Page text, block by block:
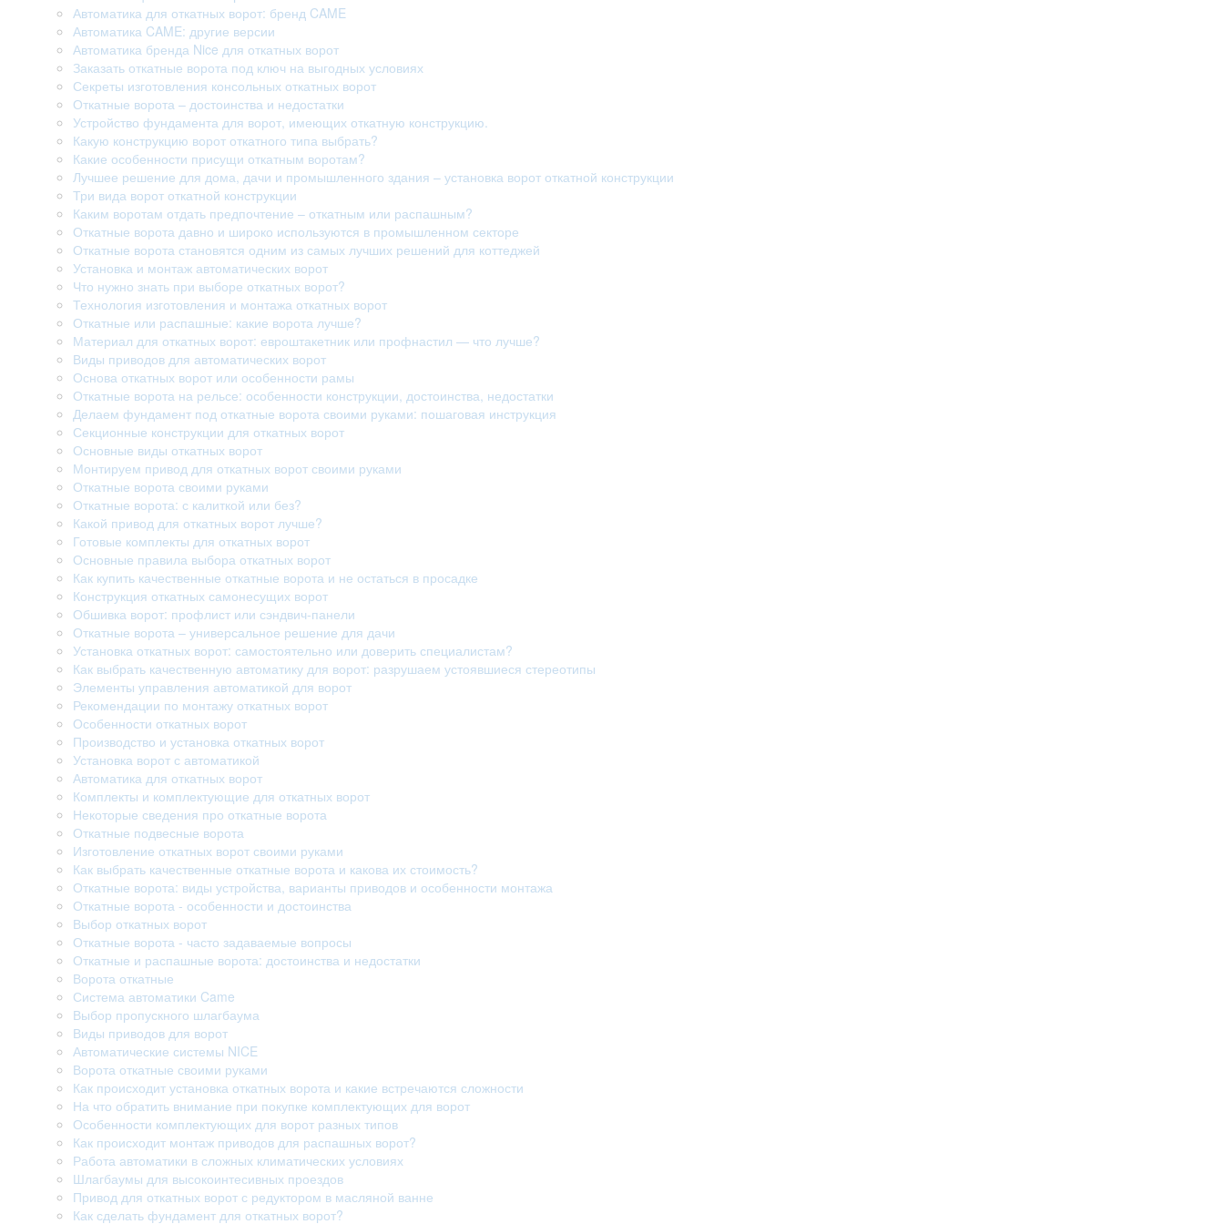
Автоматика для откатных ворот: бренд CAME
Автоматика CAME: другие версии
Автоматика бренда Nice для откатных ворот
Заказать откатные ворота под ключ на выгодных условиях
Секреты изготовления консольных откатных ворот
Откатные ворота – достоинства и недостатки
Устройство фундамента для ворот, имеющих откатную конструкцию.
Какую конструкцию ворот откатного типа выбрать?
Какие особенности присущи откатным воротам?
Лучшее решение для дома, дачи и промышленного здания – установка ворот откатной конструкции
Три вида ворот откатной конструкции
Каким воротам отдать предпочтение – откатным или распашным?
Откатные ворота давно и широко используются в промышленном секторе
Откатные ворота становятся одним из самых лучших решений для коттеджей
Установка и монтаж автоматических ворот
Что нужно знать при выборе откатных ворот?
Технология изготовления и монтажа откатных ворот
Откатные или распашные: какие ворота лучше?
Материал для откатных ворот: евроштакетник или профнастил — что лучше?
Виды приводов для автоматических ворот
Основа откатных ворот или особенности рамы
Откатные ворота на рельсе: особенности конструкции, достоинства, недостатки
Делаем фундамент под откатные ворота своими руками: пошаговая инструкция
Секционные конструкции для откатных ворот
Основные виды откатных ворот
Монтируем привод для откатных ворот своими руками
Откатные ворота своими руками
Откатные ворота: с калиткой или без?
Какой привод для откатных ворот лучше?
Готовые комплекты для откатных ворот
Основные правила выбора откатных ворот
Как купить качественные откатные ворота и не остаться в просадке
Конструкция откатных самонесущих ворот
Обшивка ворот: профлист или сэндвич-панели
Откатные ворота – универсальное решение для дачи
Установка откатных ворот: самостоятельно или доверить специалистам?
Как выбрать качественную автоматику для ворот: разрушаем устоявшиеся стереотипы
Элементы управления автоматикой для ворот
Рекомендации по монтажу откатных ворот
Особенности откатных ворот
Производство и установка откатных ворот
Установка ворот с автоматикой
Автоматика для откатных ворот
Комплекты и комплектующие для откатных ворот
Некоторые сведения про откатные ворота
Откатные подвесные ворота
Изготовление откатных ворот своими руками
Как выбрать качественные откатные ворота и какова их стоимость?
Откатные ворота: виды устройства, варианты приводов и особенности монтажа
Откатные ворота - особенности и достоинства
Выбор откатных ворот
Откатные ворота - часто задаваемые вопросы
Откатные и распашные ворота: достоинства и недостатки
Ворота откатные
Система автоматики Came
Выбор пропускного шлагбаума
Виды приводов для ворот
Автоматические системы NICE
Ворота откатные своими руками
Как происходит установка откатных ворота и какие встречаются сложности
На что обратить внимание при покупке комплектующих для ворот
Особенности комплектующих для ворот разных типов
Как происходит монтаж приводов для распашных ворот?
Работа автоматики в сложных климатических условиях
Шлагбаумы для высокоинтесивных проездов
Привод для откатных ворот с редуктором в масляной ванне
Как сделать фундамент для откатных ворот?